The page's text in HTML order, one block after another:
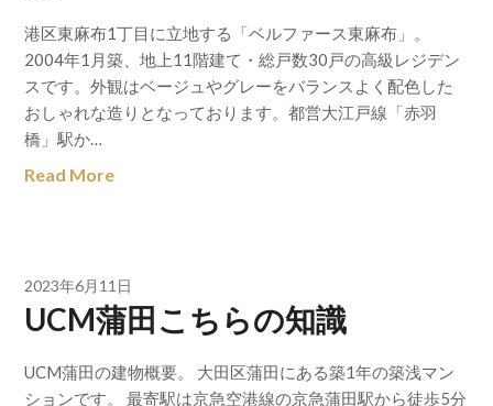
港区東麻布1丁目に立地する「ベルファース東麻布」。
2004年1月築、地上11階建て・総戸数30戸の高級レジデン
スです。外観はベージュやグレーをバランスよく配色した
おしゃれな造りとなっております。都営大江戸線「赤羽
橋」駅か…
Read More
2023年6月11日
UCM蒲田こちらの知識
UCM蒲田の建物概要。 大田区蒲田にある築1年の築浅マン
ションです。 最寄駅は京急空港線の京急蒲田駅から徒歩5分